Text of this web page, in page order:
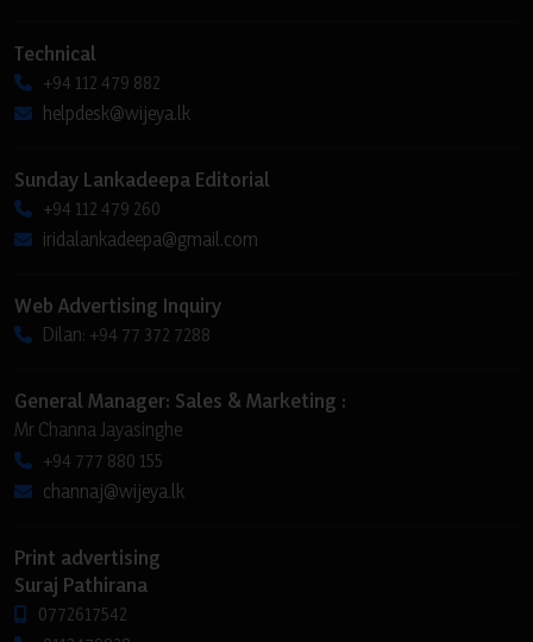
Technical
+94 112 479 882
helpdesk@wijeya.lk
Sunday Lankadeepa Editorial
+94 112 479 260
iridalankadeepa@gmail.com
Web Advertising Inquiry
Dilan: +94 77 372 7288
General Manager: Sales & Marketing :
Mr Channa Jayasinghe
+94 777 880 155
channaj@wijeya.lk
Print advertising
Suraj Pathirana
0772617542